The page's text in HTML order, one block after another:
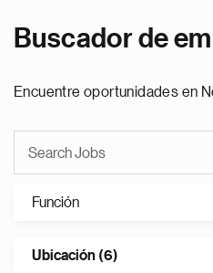
Buscador de
Encuentre oportunidades en
Función
Ubicación (6)